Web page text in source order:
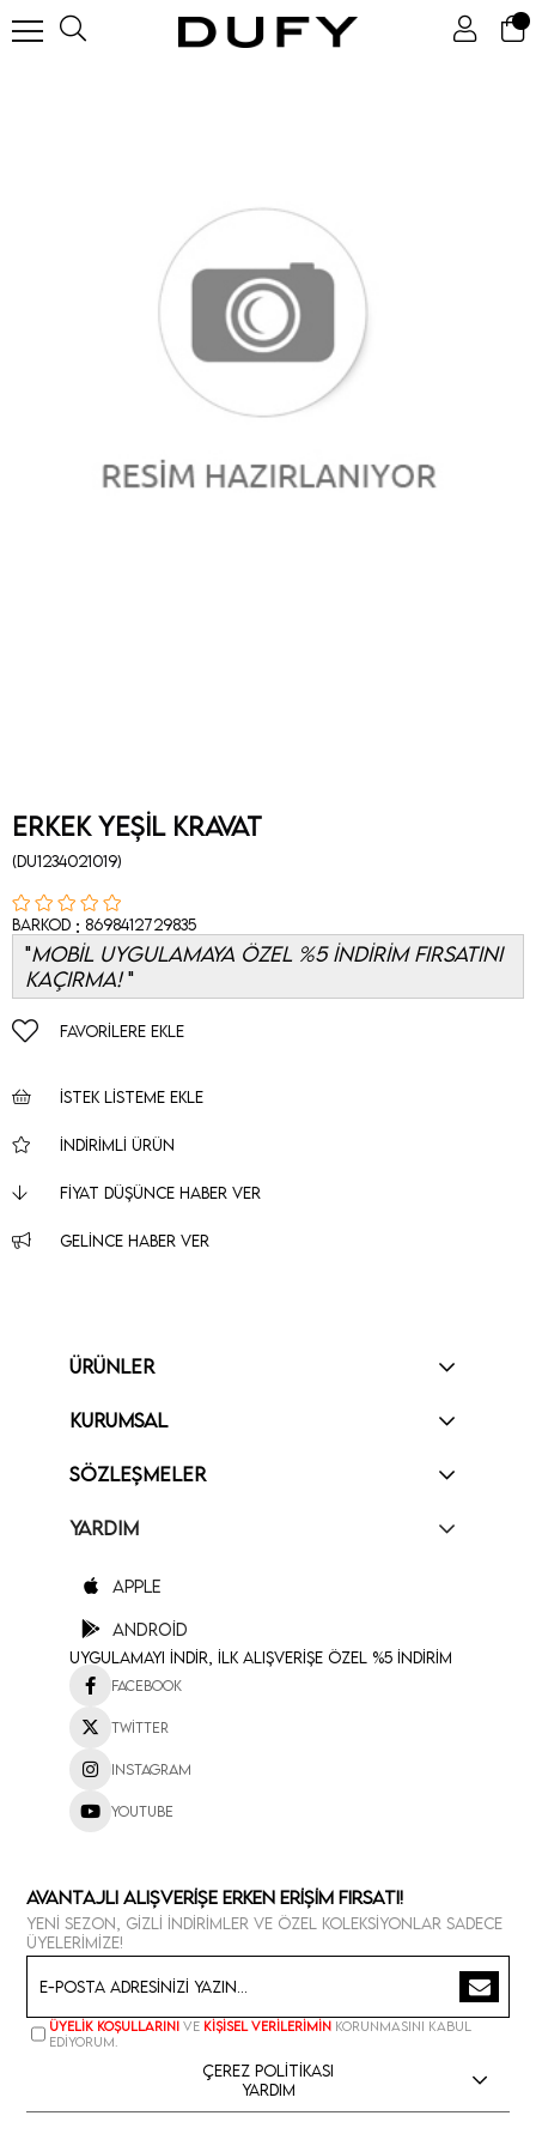
Erkek Yeşil Kravat
(DU1234021019)
Barkod : 8698412729835
MOBİL UYGULAMAYA ÖZEL %5 İNDİRİM FIRSATINI
KAÇIRMA!
FAVORILERE EKLE
İSTEK LISTEME EKLE
İNDIRIMLI ÜRÜN
FIYAT DÜŞÜNCE HABER VER
GELINCE HABER VER
ÜRÜNLER
KURUMSAL
SÖZLEŞMELER
YARDIM
Apple
Android
Uygulamayı İndir, İlk Alışverişe Özel %5 İndirim
Facebook
Twitter
Instagram
Youtube
Avantajlı Alışverişe Erken Erişim Fırsatı!
Yeni sezon, gizli indirimler ve özel koleksiyonlar sadece
üyelerimize!
Üyelik koşullarını ve kişisel verilerimin korunmasını kabul
ediyorum.
Çerez Politikası
Yardım